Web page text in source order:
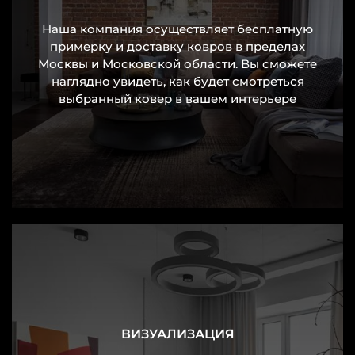
Разнообразие форм и размеров:
прямоугольные, квадратные и круглые
коврики позволяют подобрать идеальный
вариант под интерьер.
Долговечность: материал сохраняет
первоначальный вид и цвет даже при
интенсивной эксплуатации, не
Безопасность: низкая высота и плотная
структура минимизируют риск спотыкания,
особенно в детских комнатах и прихожих.
Стиль и уют: современные модели
Наша компания осуществляет бесплатную
примерку и доставку ковров в пределах
Москвы и Московской области. Вы сможете
наглядно увидеть, как будет смотреться
выбранный ковер в вашем интерьере
ВИЗУАЛИЗАЦИЯ